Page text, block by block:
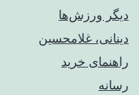
دیگر ورزش‌ها
دینانی، غلامحسین
راهنمای خريد
رسانه